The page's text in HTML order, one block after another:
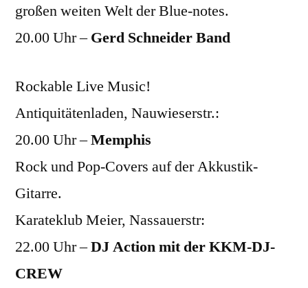
großen weiten Welt der Blue-notes.
20.00 Uhr –Gerd Schneider Band
Rockable Live Music!
Antiquitätenladen, Nauwieserstr.:
20.00 Uhr –Memphis
Rock und Pop-Covers auf der Akkustik-
Gitarre.
Karateklub Meier, Nassauerstr:
22.00 Uhr –DJ Action mit der KKM-DJ-
CREW